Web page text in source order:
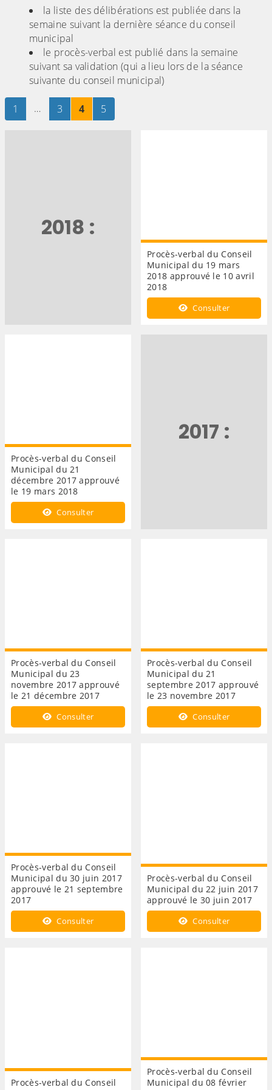
la liste des délibérations est publiée dans la
semaine suivant la dernière séance du conseil
municipal
le procès-verbal est publié dans la semaine
suivant sa validation (qui a lieu lors de la séance
suivante du conseil municipal)
Page
1 sur 5
… Page
3sur 5Page
4sur 5Page
5
2018 :
Procès-verbal du Conseil
Municipal du 19 mars
2018 approuvé le 10 avril
2018
Consulter
Procès-verbal du Conseil
Municipal du 21
décembre 2017 approuvé
le 19 mars 2018
Consulter
2017 :
Procès-verbal du Conseil
Municipal du 23
novembre 2017 approuvé
le 21 décembre 2017
Consulter
Procès-verbal du Conseil
Municipal du 21
septembre 2017 approuvé
le 23 novembre 2017
Consulter
Procès-verbal du Conseil
Municipal du 30 juin 2017
approuvé le 21 septembre
2017
Consulter
Procès-verbal du Conseil
Municipal du 22 juin 2017
approuvé le 30 juin 2017
Consulter
Procès-verbal du Conseil
Procès-verbal du Conseil
Municipal du 08 février